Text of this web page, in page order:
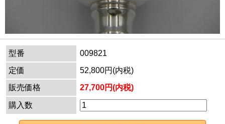
型番
009821
定価
52,800円(内税)
販売価格
27,700円(内税)
購入数